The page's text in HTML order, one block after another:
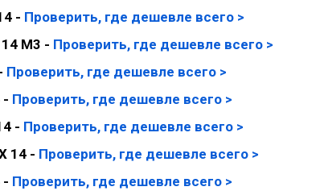
- Проверить, где дешевле всего >
M3 - Проверить, где дешевле всего >
Проверить, где дешевле всего >
- Проверить, где дешевле всего >
- Проверить, где дешевле всего >
14 - Проверить, где дешевле всего >
- Проверить, где дешевле всего >